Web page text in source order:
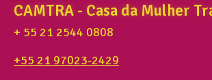
CAMTRA - Casa da Mulher
+ 55 21 2544 0808
+55 21 97023-2429